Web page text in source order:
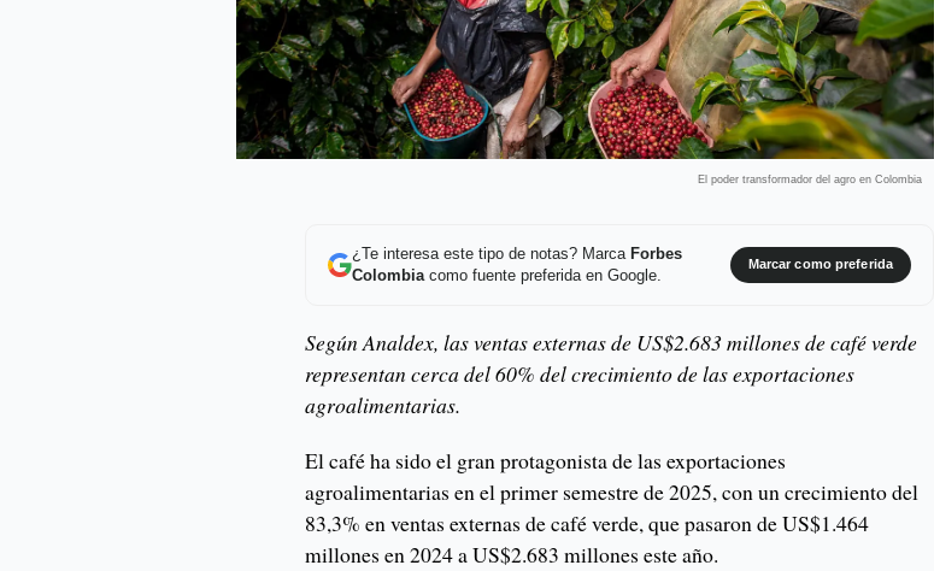
El poder transformador del agro en Colombia
¿Te interesa este tipo de notas? Marca Forbes
Colombiacomo fuente preferida en Google.
Marcar como preferida
Según Analdex, las ventas externas de US$2.683 millones de café verde
representan cerca del 60% del crecimiento de las exportaciones
agroalimentarias.
El café ha sido el gran protagonista de las exportaciones
agroalimentarias en el primer semestre de 2025, con un crecimiento del
83,3% en ventas externas de café verde, que pasaron de US$1.464
millones en 2024 a US$2.683 millones este año.